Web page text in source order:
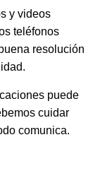
y videos
teléfonos
resolución
puede
cuidar
comunica.